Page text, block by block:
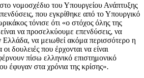
νομοσχέδιο του Υπουργείου Ανάπτυξης
που εγκρίθηκε από το Υπουργικό
τόνισε ότι «ο στόχος όλης της
να προσελκύουμε επενδύσεις, να
Ελλάδα, να μειωθεί ακόμα περισσότερο η
δουλειές που έρχονται να είναι
πίσω ελληνικό επιστημονικό
έφυγαν στα χρόνια της κρίσης».